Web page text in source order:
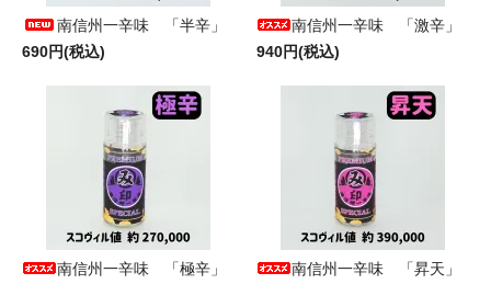
南信州一辛味 「半辛」
690円(税込)
南信州一辛味 「激辛」
940円(税込)
南信州一辛味 「極辛」
南信州一辛味 「昇天」